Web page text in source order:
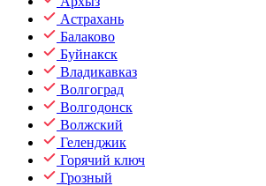
Астрахань
Балаково
Буйнакск
Владикавказ
Волгоград
Волгодонск
Волжский
Геленджик
Горячий ключ
Грозный